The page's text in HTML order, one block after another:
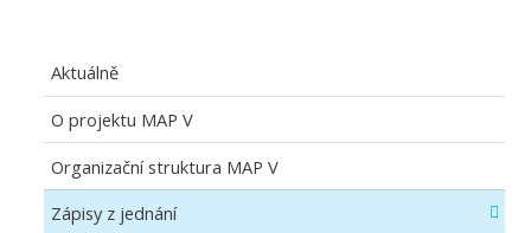
Aktuálně
O projektu MAP V
Organizační struktura MAP V
Zápisy z jednání